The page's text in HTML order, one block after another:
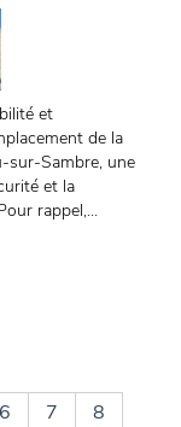
et
de la
sur-Sambre, une
et la
rappel,...
6 7
8